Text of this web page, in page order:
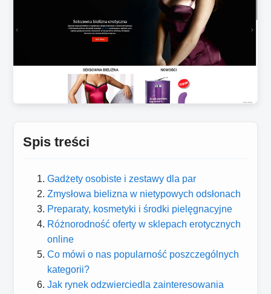
Spis treści
Gadżety osobiste i zestawy dla par
Zmysłowa bielizna w nietypowych odsłonach
Preparaty, kosmetyki i środki pielęgnacyjne
Różnorodność oferty w sklepach erotycznych
online
Co mówi o nas popularność poszczególnych
kategorii?
Jak rynek odzwierciedla zainteresowania